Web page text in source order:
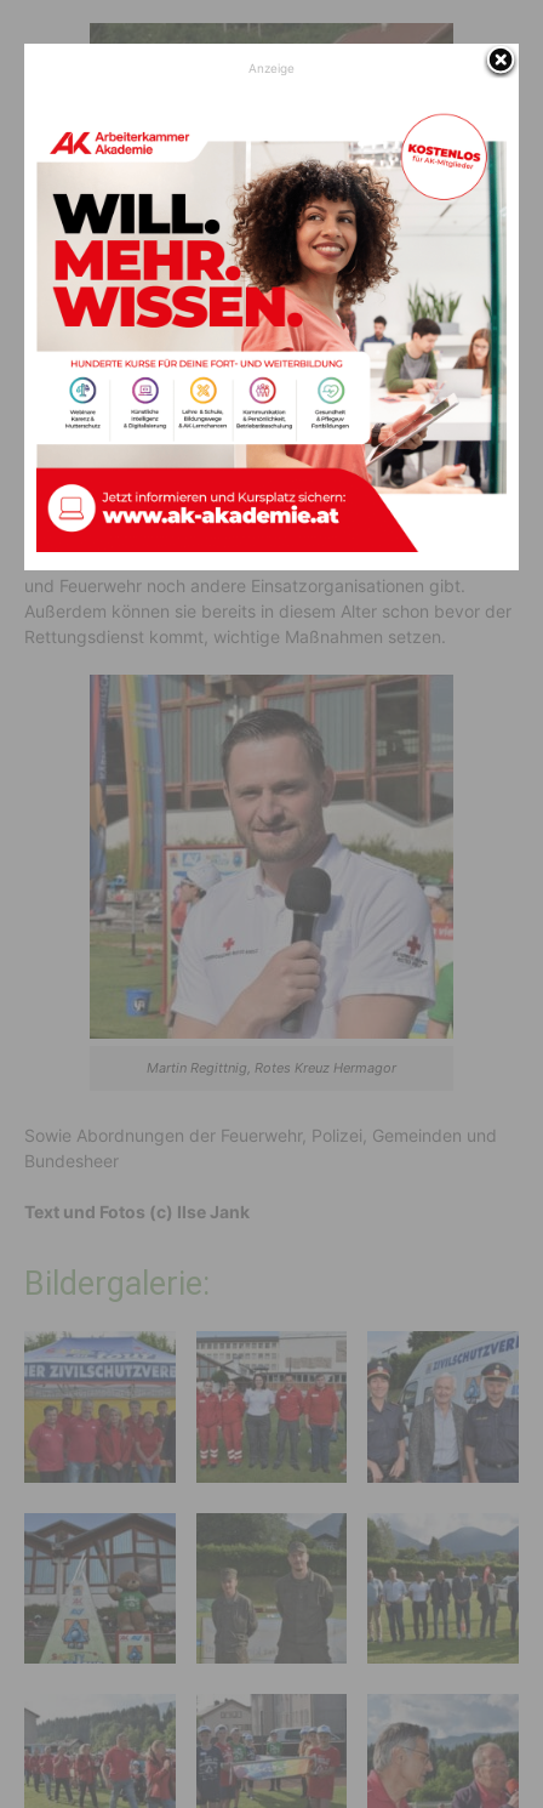
SQM Gabriele Patterer
Martin Regittnig, Rotes Kreuz Hermagor
Diese Veranstaltung mit den Schülern des Bezirkes ist sehr
und Feuerwehr noch andere Einsatzorganisationen gibt.
Außerdem können sie bereits in diesem Alter schon bevor der
Rettungsdienst kommt, wichtige Maßnahmen setzen.
Martin Regittnig, Rotes Kreuz Hermagor
Sowie Abordnungen der Feuerwehr, Polizei, Gemeinden und
Bundesheer
Text und Fotos (c) Ilse Jank
Bildergalerie:
Anzeige